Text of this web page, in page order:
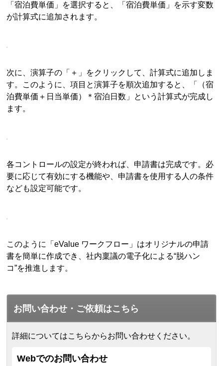
「宿泊費単価」を選択すると、「宿泊費単価」を示す変数
が計算式に追加されます。
次に、演算子の「＋」をクリックして、計算式に追加しま
す。このように、項目と演算子を順次追加すると、「（宿
泊費単価＋日当単価）＊宿泊日数」という計算式が完成し
ます。
各コントロールの設定が終われば、申請書は完成です。必
要に応じて有効にする機能や、申請書を使用する人の条件
なども設定可能です。
このように「eValue ワークフロー」はオリジナルの申請
書を簡単に作成でき、社内稟議の電子化による“脱ハン
コ”を推進します。
お問い合わせ・ご依頼はこちら
詳細についてはこちらからお問い合わせください。
Webでのお問い合わせ